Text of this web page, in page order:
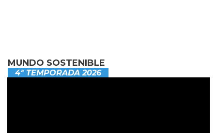
MUNDO SOSTENIBLE
4ª TEMPORADA 2026